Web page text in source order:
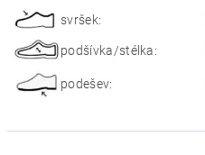
svršek:
podšívka/stélka:
podešev: